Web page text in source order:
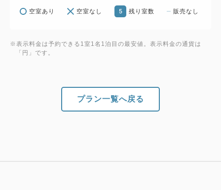
空室あり 空室なし 5 残り室数 販売なし
※表示料金は予約できる1室1名1泊目の最安値。表示料金の通貨は
「円」です。
プラン一覧へ戻る